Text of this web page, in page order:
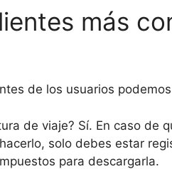
más
de los usuarios
de viaje? Sí. En caso de
solo debes estar
para descargarla.